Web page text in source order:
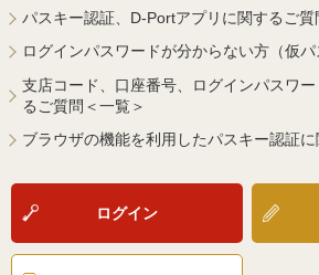
パスキー認証、D-Portアプリに関するご質
ログインパスワードが分からない方（仮パ
支店コード、口座番号、ログインパスワ
るご質問＜一覧＞
ブラウザの機能を利用したパスキー認証
ログイン